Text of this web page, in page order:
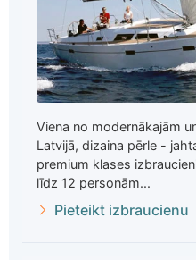
Viena no modernākajām
Latvijā, dizaina pērle -
premium klases
līdz 12 personām...
Pieteikt izbraucienu